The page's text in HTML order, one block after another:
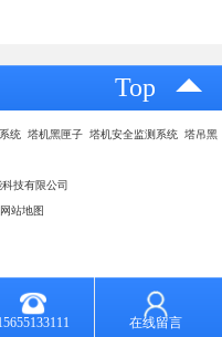
Top
统 塔机黑匣子 塔机安全监测系统 塔吊黑
技有限公司
网站地图
在线留言